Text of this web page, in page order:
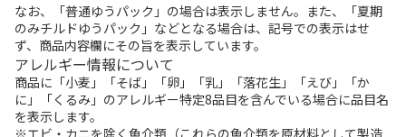
なお、「普通ゆうパック」の場合は表示しません。また、「夏期
のみチルドゆうパック」などとなる場合は、記号での表示はせ
ず、商品内容欄にその旨を表示しています。
アレルギー情報について
商品に「小麦」「そば」「卵」「乳」「落花生」「えび」「か
に」「くるみ」のアレルギー特定8品目を含んでいる場合に品目名
を表示します。
※エビ・カニを除く魚介類（これらの魚介類を原材料として製造